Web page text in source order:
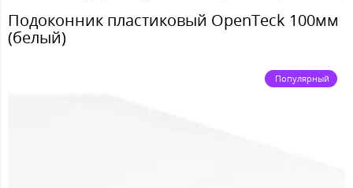
Подоконник пластиковый OpenTeck 100мм
(белый)
Популярный